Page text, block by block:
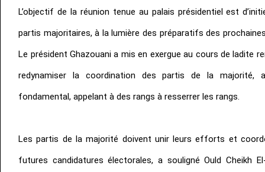
L’objectif de la réunion tenue au palais présidentiel est
partis majoritaires, à la lumière des préparatifs des
Le président Ghazouani a mis en exergue au cours de ladite
redynamiser la coordination des partis de la majorité,
fondamental, appelant à des rangs à resserrer les rangs.
Les partis de la majorité doivent unir leurs efforts et
futures candidatures électorales, a souligné Ould Cheikh